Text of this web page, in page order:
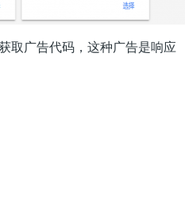
广告代码，这种广告是响应